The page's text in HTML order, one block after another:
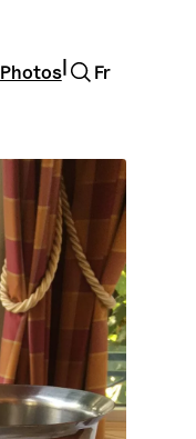
Photos
Rechercher
Fr